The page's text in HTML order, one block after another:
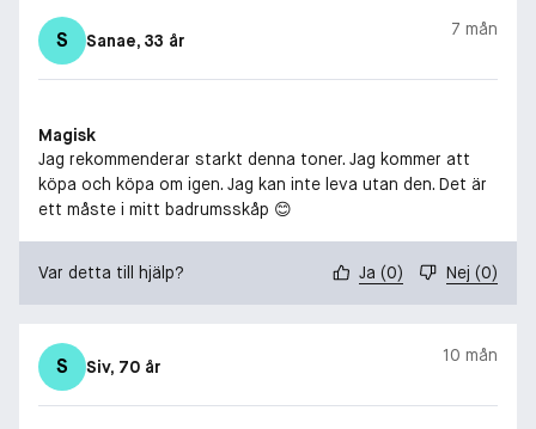
S Sanae, 33 år
7 mån
Magisk
Jag rekommenderar starkt denna toner. Jag kommer att
köpa och köpa om igen. Jag kan inte leva utan den. Det är
ett måste i mitt badrumsskåp 😊
Var detta till hjälp? Ja (0) Nej (0)
S Siv, 70 år
10 mån